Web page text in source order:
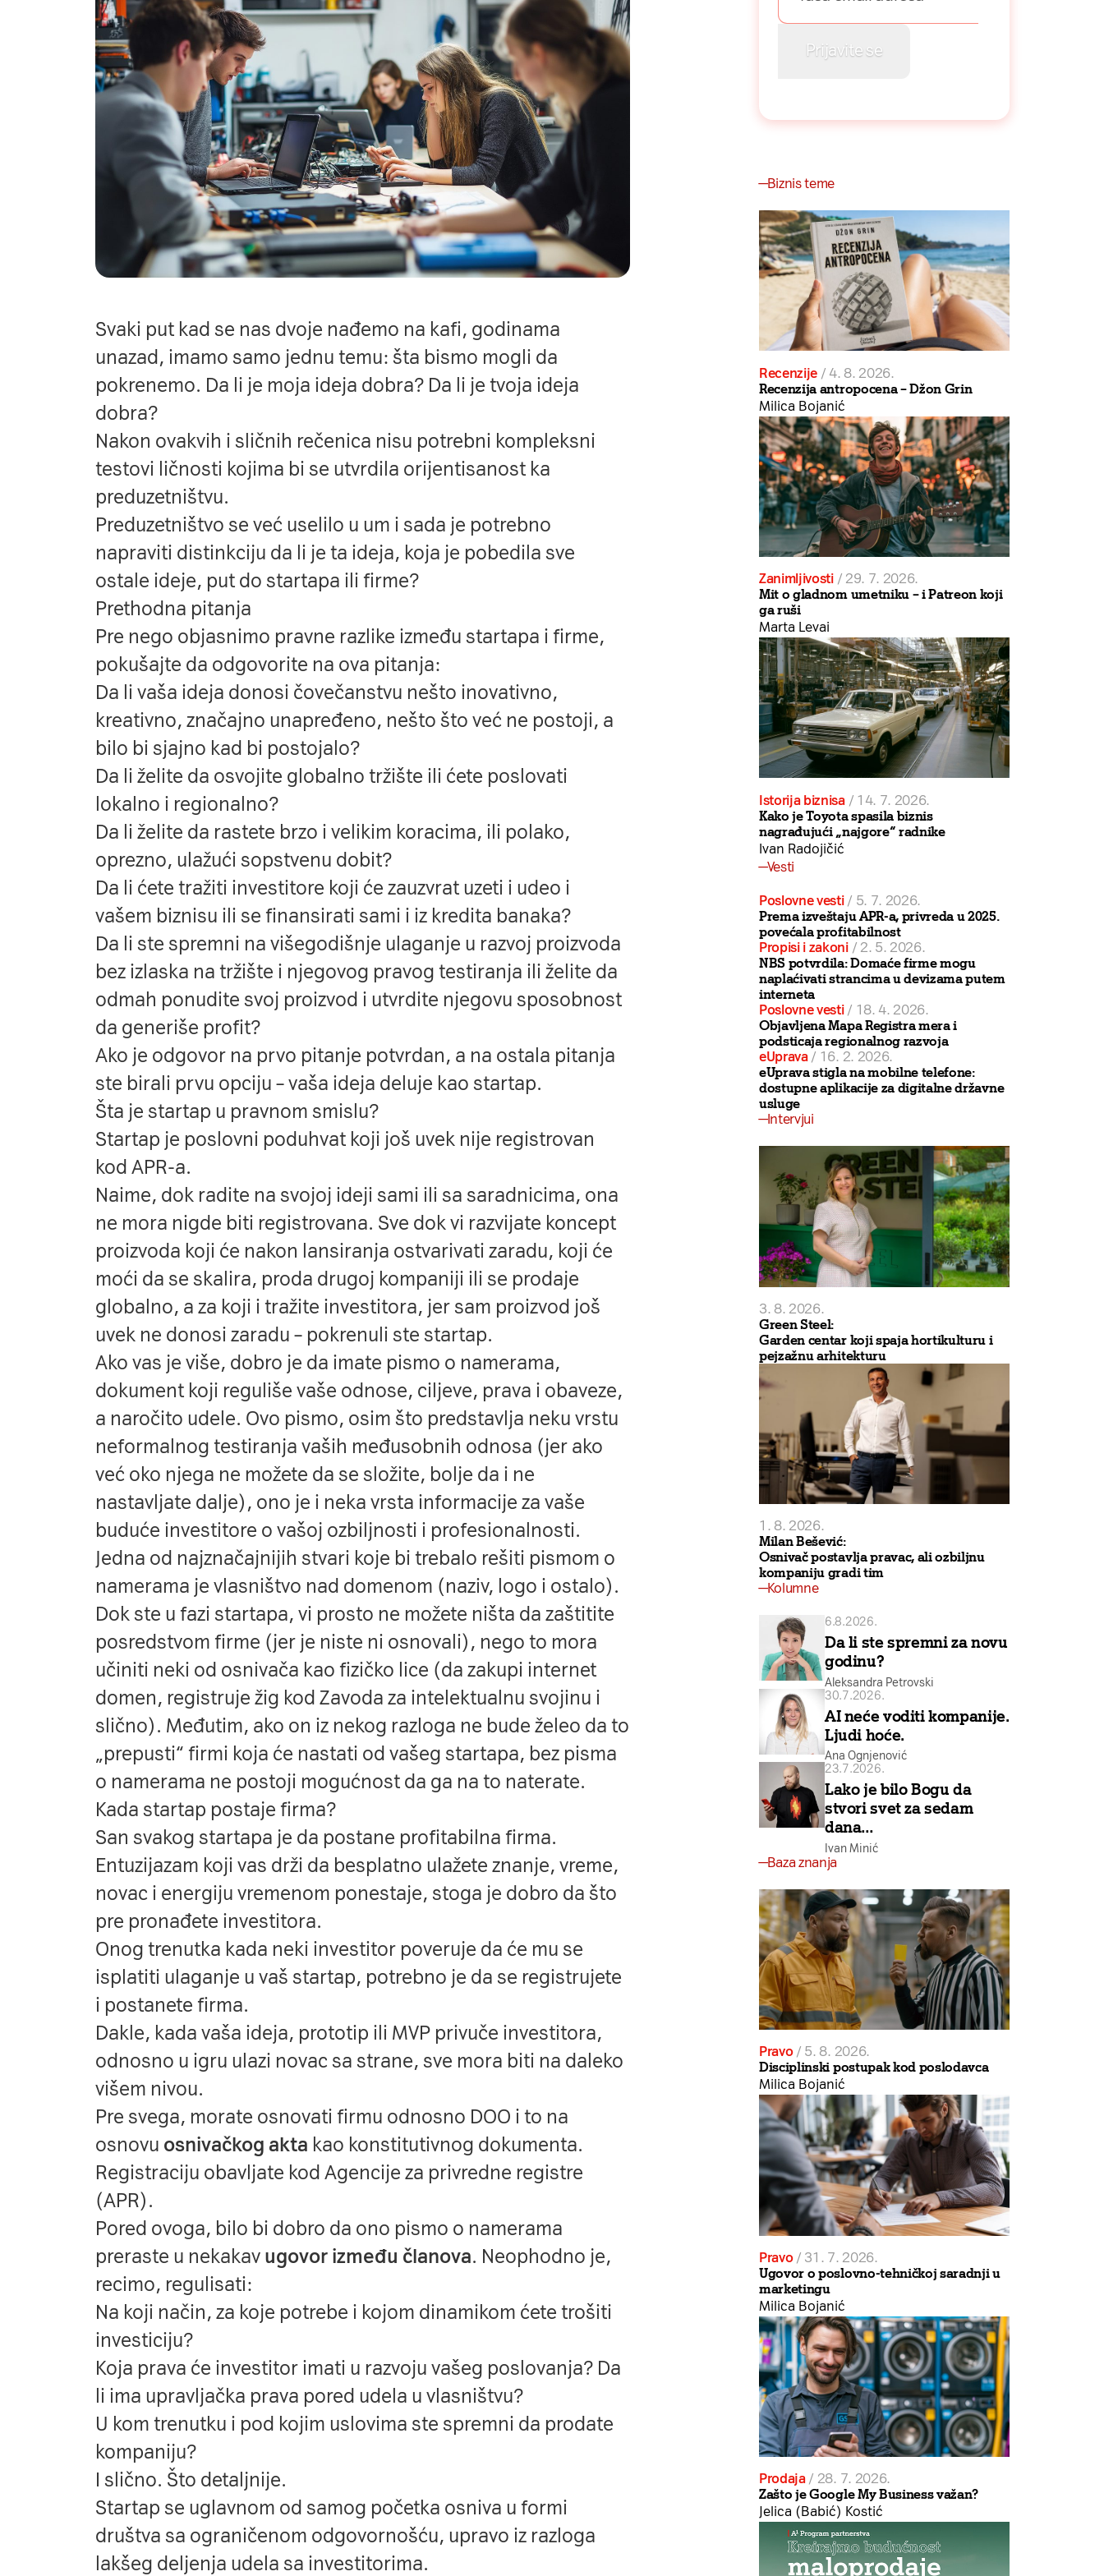
Svaki put kad se nas dvoje nađemo na kafi, godinama
unazad, imamo samo jednu temu: šta bismo mogli da
pokrenemo. Da li je moja ideja dobra? Da li je tvoja ideja
dobra?
Nakon ovakvih i sličnih rečenica nisu potrebni kompleksni
testovi ličnosti kojima bi se utvrdila orijentisanost ka
preduzetništvu.
Preduzetništvo se već uselilo u um i sada je potrebno
napraviti distinkciju da li je ta ideja, koja je pobedila sve
ostale ideje, put do startapa ili firme?
Prethodna pitanja
Pre nego objasnimo pravne razlike između startapa i firme,
pokušajte da odgovorite na ova pitanja:
Da li vaša ideja donosi čovečanstvu nešto inovativno,
kreativno, značajno unapređeno, nešto što već ne postoji, a
bilo bi sjajno kad bi postojalo?
Da li želite da osvojite globalno tržište ili ćete poslovati
lokalno i regionalno?
Da li želite da rastete brzo i velikim koracima, ili polako,
oprezno, ulažući sopstvenu dobit?
Da li ćete tražiti investitore koji će zauzvrat uzeti i udeo i
vašem biznisu ili se finansirati sami i iz kredita banaka?
Da li ste spremni na višegodišnje ulaganje u razvoj proizvoda
bez izlaska na tržište i njegovog pravog testiranja ili želite da
odmah ponudite svoj proizvod i utvrdite njegovu sposobnost
da generiše profit?
Ako je odgovor na prvo pitanje potvrdan, a na ostala pitanja
ste birali prvu opciju – vaša ideja deluje kao startap.
Šta je startap u pravnom smislu?
Startap je poslovni poduhvat koji još uvek nije registrovan
kod APR-a.
Naime, dok radite na svojoj ideji sami ili sa saradnicima, ona
ne mora nigde biti registrovana. Sve dok vi razvijate koncept
proizvoda koji će nakon lansiranja ostvarivati zaradu, koji će
moći da se skalira, proda drugoj kompaniji ili se prodaje
globalno, a za koji i tražite investitora, jer sam proizvod još
uvek ne donosi zaradu – pokrenuli ste startap.
Ako vas je više, dobro je da imate pismo o namerama,
dokument koji reguliše vaše odnose, ciljeve, prava i obaveze,
a naročito udele. Ovo pismo, osim što predstavlja neku vrstu
neformalnog testiranja vaših međusobnih odnosa (jer ako
već oko njega ne možete da se složite, bolje da i ne
nastavljate dalje), ono je i neka vrsta informacije za vaše
buduće investitore o vašoj ozbiljnosti i profesionalnosti.
Jedna od najznačajnijih stvari koje bi trebalo rešiti pismom o
namerama je vlasništvo nad domenom (naziv, logo i ostalo).
Dok ste u fazi startapa, vi prosto ne možete ništa da zaštitite
posredstvom firme (jer je niste ni osnovali), nego to mora
učiniti neki od osnivača kao fizičko lice (da zakupi internet
domen, registruje žig kod Zavoda za intelektualnu svojinu i
slično). Međutim, ako on iz nekog razloga ne bude želeo da to
„prepusti“ firmi koja će nastati od vašeg startapa, bez pisma
o namerama ne postoji mogućnost da ga na to naterate.
Kada startap postaje firma?
San svakog startapa je da postane profitabilna firma.
Entuzijazam koji vas drži da besplatno ulažete znanje, vreme,
novac i energiju vremenom ponestaje, stoga je dobro da što
pre pronađete investitora.
Onog trenutka kada neki investitor poveruje da će mu se
isplatiti ulaganje u vaš startap, potrebno je da se registrujete
i postanete firma.
Dakle, kada vaša ideja, prototip ili MVP privuče investitora,
odnosno u igru ulazi novac sa strane, sve mora biti na daleko
višem nivou.
Pre svega, morate osnovati firmu odnosno DOO i to na
osnovu osnivačkog akta kao konstitutivnog dokumenta.
Registraciju obavljate kod Agencije za privredne registre
(APR).
Pored ovoga, bilo bi dobro da ono pismo o namerama
preraste u nekakav ugovor između članova. Neophodno je,
recimo, regulisati:
Na koji način, za koje potrebe i kojom dinamikom ćete trošiti
investiciju?
Koja prava će investitor imati u razvoju vašeg poslovanja? Da
li ima upravljačka prava pored udela u vlasništvu?
U kom trenutku i pod kojim uslovima ste spremni da prodate
kompaniju?
I slično. Što detaljnije.
Startap se uglavnom od samog početka osniva u formi
društva sa ograničenom odgovornošću, upravo iz razloga
lakšeg deljenja udela sa investitorima.
Biznis teme
Recenzije / 4. 8. 2026.
Recenzija antropocena – Džon Grin
Milica Bojanić
Zanimljivosti / 29. 7. 2026.
Mit o gladnom umetniku – i Patreon koji
ga ruši
Marta Levai
Istorija biznisa / 14. 7. 2026.
Kako je Toyota spasila biznis
nagrađujući „najgore“ radnike
Ivan Radojičić
Vesti
Poslovne vesti / 5. 7. 2026.
Prema izveštaju APR-a, privreda u 2025.
povećala profitabilnost
Propisi i zakoni / 2. 5. 2026.
NBS potvrdila: Domaće firme mogu
naplaćivati strancima u devizama putem
interneta
Poslovne vesti / 18. 4. 2026.
Objavljena Mapa Registra mera i
podsticaja regionalnog razvoja
eUprava / 16. 2. 2026.
eUprava stigla na mobilne telefone:
dostupne aplikacije za digitalne državne
usluge
Intervjui
3. 8. 2026.
Green Steel:
Garden centar koji spaja hortikulturu i
pejzažnu arhitekturu
1. 8. 2026.
Milan Bešević:
Osnivač postavlja pravac, ali ozbiljnu
kompaniju gradi tim
Kolumne
6.8.2026.
Da li ste spremni za novu
godinu?
Aleksandra Petrovski
30.7.2026.
AI neće voditi kompanije.
Ljudi hoće.
Ana Ognjenović
23.7.2026.
Lako je bilo Bogu da
stvori svet za sedam
dana…
Ivan Minić
Baza znanja
Pravo / 5. 8. 2026.
Disciplinski postupak kod poslodavca
Milica Bojanić
Pravo / 31. 7. 2026.
Ugovor o poslovno-tehničkoj saradnji u
marketingu
Milica Bojanić
Prodaja / 28. 7. 2026.
Zašto je Google My Business važan?
Jelica (Babić) Kostić